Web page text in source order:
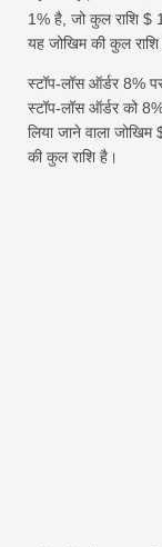
1% है, जो कुल राशि $
यह जोखिम की कुल
स्टॉप-लॉस ऑर्डर 8%
स्टॉप-लॉस ऑर्डर को
लिया जाने वाला
की कुल राशि है।